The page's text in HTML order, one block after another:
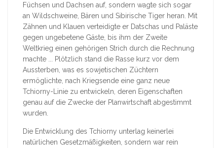
Füchsen und Dachsen auf, sondern wagte sich sogar
an Wildschweine, Bären und Sibirische Tiger heran. Mit
Zähnen und Klauen verteidigte er Datschas und Paläste
gegen ungebetene Gäste, bis ihm der Zweite
Weltkrieg einen gehörigen Strich durch die Rechnung
machte ... Plötzlich stand die Rasse kurz vor dem
Aussterben, was es sowjetischen Züchtern
ermöglichte, nach Kriegsende eine ganz neue
Tchiorny-Linie zu entwickeln, deren Eigenschaften
genau auf die Zwecke der Planwirtschaft abgestimmt
wurden.
Die Entwicklung des Tchiorny unterlag keinerlei
natürlichen Gesetzmäßigkeiten, sondern war rein